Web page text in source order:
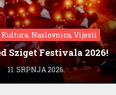
Kultura, Naslovnica, Vijesti
Sziget Festivala 2026!
11. SRPNJA 2026.